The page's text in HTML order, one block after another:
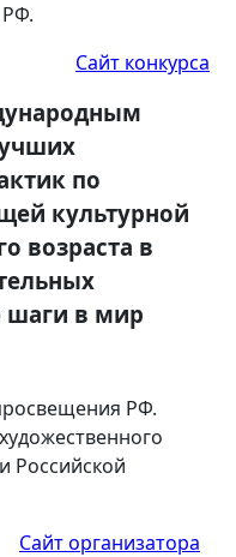
Сайт конкурса
по
культурной
возраста в
шаги в мир
РФ.
Российской
Сайт организатора